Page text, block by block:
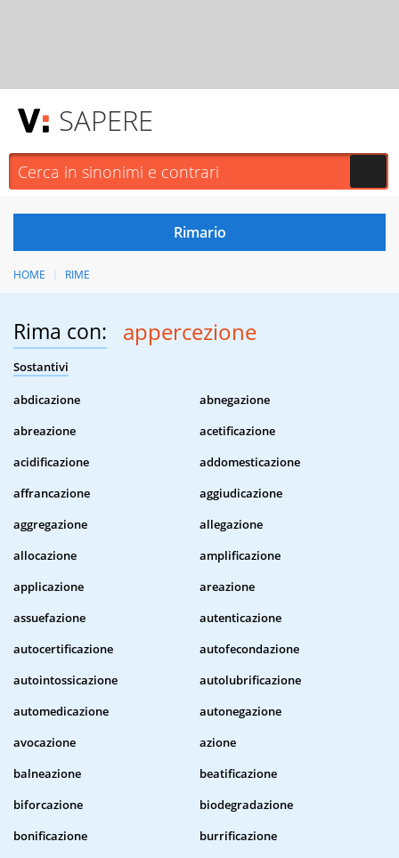
SAPERE
HOME RIME
Rima con: appercezione
Sostantivi
abdicazione
abnegazione
abreazione
acetificazione
acidificazione
addomesticazione
affrancazione
aggiudicazione
aggregazione
allegazione
allocazione
amplificazione
applicazione
areazione
assuefazione
autenticazione
autocertificazione
autofecondazione
autointossicazione
autolubrificazione
automedicazione
autonegazione
avocazione
azione
balneazione
beatificazione
biforcazione
biodegradazione
bonificazione
burrificazione